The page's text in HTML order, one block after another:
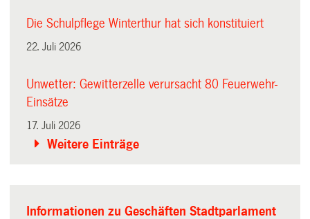
Die Schulpflege Winterthur hat sich konstituiert
22. Juli 2026
Unwetter: Gewitterzelle verursacht 80 Feuerwehr-
Einsätze
17. Juli 2026
Weitere Einträge
Informationen zu Geschäften Stadtparlament